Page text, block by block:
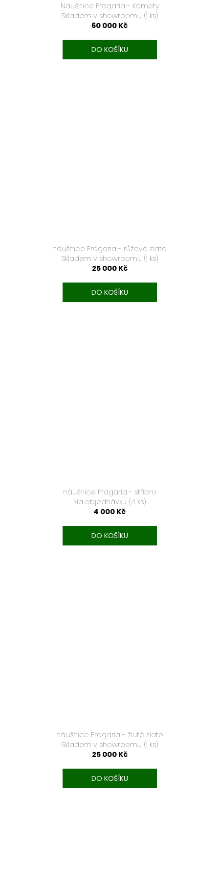
Naušnice Fragaria - Komety
Skladem v showroomu (1 ks)
60 000 Kč
DO KOŠÍKU
náušnice Fragaria - růžové zlato
Skladem v showroomu (1 ks)
25 000 Kč
DO KOŠÍKU
náušnice Fragaria - stříbro
Na objednávku (4 ks)
4 000 Kč
DO KOŠÍKU
náušnice Fragaria - žluté zlato
Skladem v showroomu (1 ks)
25 000 Kč
DO KOŠÍKU